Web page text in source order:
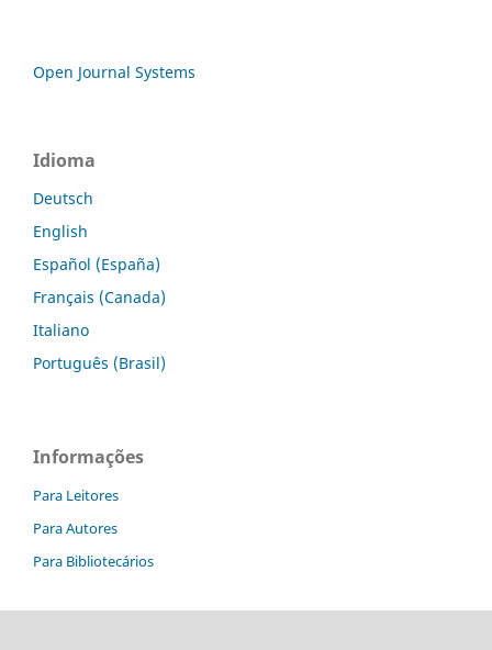
Open Journal Systems
Idioma
Deutsch
English
Español (España)
Français (Canada)
Italiano
Português (Brasil)
Informações
Para Leitores
Para Autores
Para Bibliotecários